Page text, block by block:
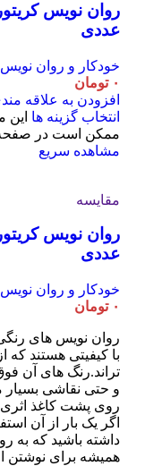
عددی
خودکار و روان نویس
۰ تومان
افزودن به علاقه
انتخاب گزینه ها
ممکن است در
مشاهده سریع
مقایسه
عددی
خودکار و روان نویس
۰ تومان
با کیفیتی هستند که
تراند.رنگ های آن
و حتی نقاشی
روی پشت کاغذ اثری
اگر یک بار از آن
داشته باشید که به
همیشه برای نوشتن